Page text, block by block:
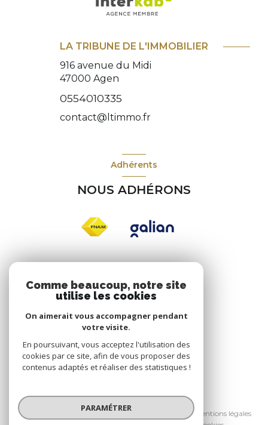
LA TRIBUNE DE L'IMMOBILIER
916 avenue du Midi
47000 Agen
0554010335
contact@ltimmo.fr
Adhérents
NOUS ADHÉRONS
NOUS SUIVRE
© 2026 | Tous droits réservés
Nos honoraires
Nos partenaires
Mentions légales
Comme beaucoup, notre site
utilise les cookies
On aimerait vous accompagner pendant
votre visite.
En poursuivant, vous acceptez l'utilisation des
cookies par ce site, afin de vous proposer des
contenus adaptés et réaliser des statistiques !
PARAMÉTRER